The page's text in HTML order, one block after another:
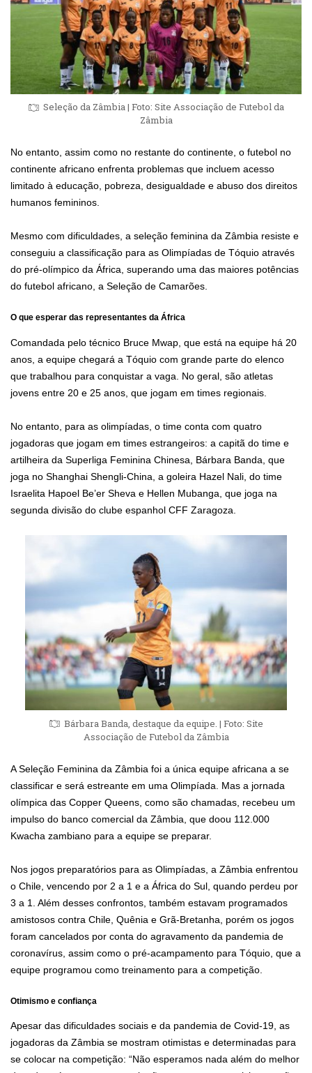
Seleção da Zâmbia | Foto: Site Associação de Futebol da
Zâmbia
No entanto, assim como no restante do continente, o futebol no
continente africano enfrenta problemas que incluem acesso
limitado à educação, pobreza, desigualdade e abuso dos direitos
humanos femininos.
Mesmo com dificuldades, a seleção feminina da Zâmbia resiste e
conseguiu a classificação para as Olimpíadas de Tóquio através
do pré-olímpico da África, superando uma das maiores potências
do futebol africano, a Seleção de Camarões.
O que esperar das representantes da África
Comandada pelo técnico Bruce Mwap, que está na equipe há 20
anos, a equipe chegará a Tóquio com grande parte do elenco
que trabalhou para conquistar a vaga. No geral, são atletas
jovens entre 20 e 25 anos, que jogam em times regionais.
No entanto, para as olimpíadas, o time conta com quatro
jogadoras que jogam em times estrangeiros: a capitã do time e
artilheira da Superliga Feminina Chinesa, Bárbara Banda, que
joga no Shanghai Shengli-China, a goleira Hazel Nali, do time
Israelita Hapoel Be’er Sheva e Hellen Mubanga, que joga na
segunda divisão do clube espanhol CFF Zaragoza.
Bárbara Banda, destaque da equipe. | Foto: Site
Associação de Futebol da Zâmbia
A Seleção Feminina da Zâmbia foi a única equipe africana a se
classificar e será estreante em uma Olimpíada. Mas a jornada
olímpica das Copper Queens, como são chamadas, recebeu um
impulso do banco comercial da Zâmbia, que doou 112.000
Kwacha zambiano para a equipe se preparar.
Nos jogos preparatórios para as Olimpíadas, a Zâmbia enfrentou
o Chile, vencendo por 2 a 1 e a África do Sul, quando perdeu por
3 a 1. Além desses confrontos, também estavam programados
amistosos contra Chile, Quênia e Grã-Bretanha, porém os jogos
foram cancelados por conta do agravamento da pandemia de
coronavírus, assim como o pré-acampamento para Tóquio, que a
equipe programou como treinamento para a competição.
Otimismo e confiança
Apesar das dificuldades sociais e da pandemia de Covid-19, as
jogadoras da Zâmbia se mostram otimistas e determinadas para
se colocar na competição: “Não esperamos nada além do melhor